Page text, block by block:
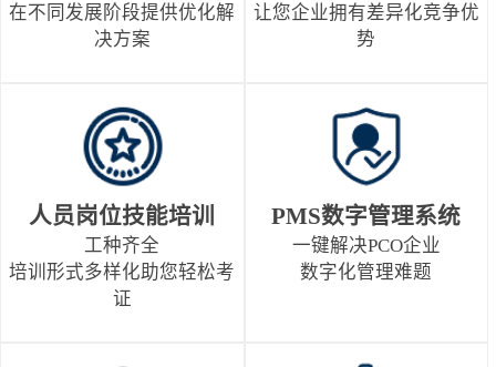
在不同发展阶段提供优化解
决方案
让您企业拥有差异化竞争优
势
人员岗位技能培训
工种齐全
培训形式多样化助您轻松考
证
PMS数字管理系统
一键解决PCO企业
数字化管理难题